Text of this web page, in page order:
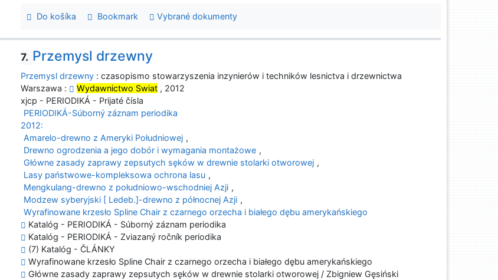
Do košíka Bookmark Vybrané dokumenty
7. Przemysl drzewny
Przemysl drzewny : czasopismo stowarzyszenia inzynierów i techników lesnictva i drzewnictwa
Warszawa :
Wydawnictwo Swiat , 2012
xjcp - PERIODIKÁ - Prijaté čísla
PERIODIKÁ-Súborný záznam periodika
2012:
Amarelo-drewno z Ameryki Południowej ,
Drewno ogrodzenia a jego dobór i wymagania montażowe ,
Główne zasady zaprawy zepsutych sęków w drewnie stolarki otworowej ,
Lasy państwowe-kompleksowa ochrona lasu ,
Mengkulang-drewno z południowo-wschodniej Azji ,
Modzew syberyjski [ Ledeb.]-drewno z północnej Azji ,
Wyrafinowane krzesło Spline Chair z czarnego orzecha i białego dębu amerykańskiego
Katalóg - PERIODIKÁ - Súborný záznam periodika
Katalóg - PERIODIKÁ - Zviazaný ročník periodika
(7) Katalóg - ČLÁNKY
Wyrafinowane krzesło Spline Chair z czarnego orzecha i białego dębu amerykańskiego
Główne zasady zaprawy zepsutych sęków w drewnie stolarki otworowej / Zbigniew Gęsiński